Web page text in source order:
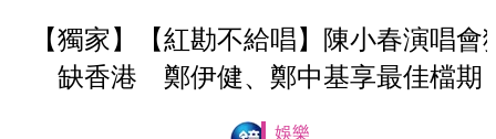
【獨家】【紅勘不給唱】陳小春演唱會
缺香港 鄭伊健、鄭中基享最佳檔期
娛樂